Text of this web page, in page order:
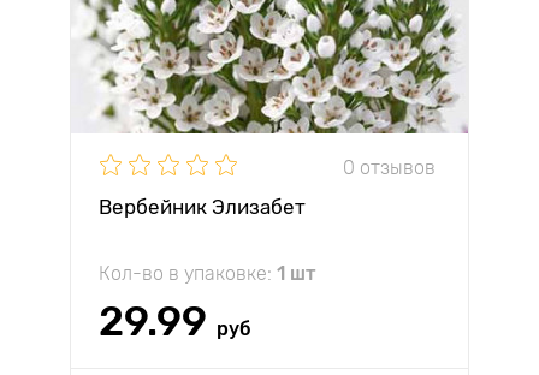
0 отзывов
Вербейник Элизабет
Кол-во в упаковке: 1 шт
29.99 руб